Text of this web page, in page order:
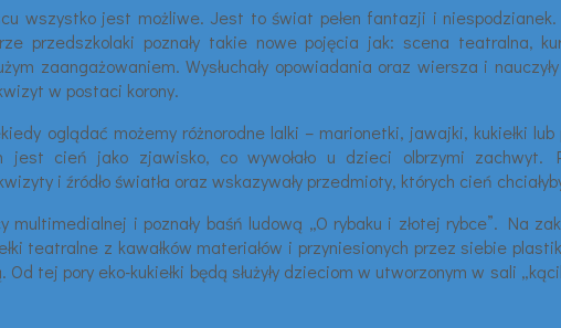
wszystko jest możliwe. Jest to świat pełen fantazji i
przedszkolaki poznały takie nowe pojęcia jak: scena teatralna,
zaangażowaniem. Wysłuchały opowiadania oraz wiersza i
w postaci korony.
oglądać możemy różnorodne lalki – marionetki, jawajki,
jest cień jako zjawisko, co wywołało u dzieci olbrzymi
i źródło światła oraz wskazywały przedmioty, których cień
i poznały baśń ludową „O rybaku i złotej rybce”. Na
teatralne z kawałków materiałów i przyniesionych przez siebie
tej pory eko-kukiełki będą służyły dzieciom w utworzonym w sali